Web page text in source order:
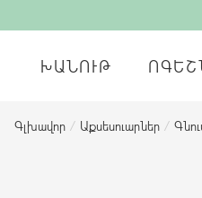
ԽԱՆՈՒԹ
Գլխավոր / Աքսեսուարներ /